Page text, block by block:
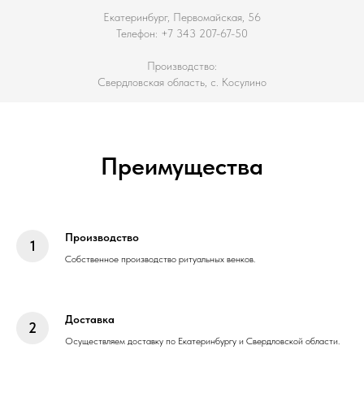
Екатеринбург, Первомайская, 56
Телефон: +7 343 207-67-50
Производство:
Свердловская область, с. Косулино
Преимущества
Производство
Собственное производство ритуальных венков.
Доставка
Осуществляем доставку по Екатеринбургу и Свердловской области.